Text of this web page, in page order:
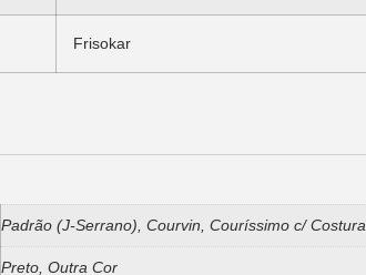
Frisokar
Padrão (J-Serrano), Courvin, Couríssimo c/ Costura
Preto, Outra Cor